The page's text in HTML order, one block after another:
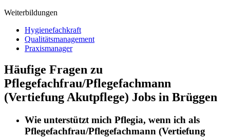
Weiterbildungen
Hygienefachkraft
Qualitätsmanagement
Praxismanager
Häufige Fragen zu
Pflegefachfrau/Pflegefachmann
(Vertiefung Akutpflege) Jobs in Brüggen
Wie unterstützt mich Pflegia, wenn ich als
Pflegefachfrau/Pflegefachmann (Vertiefung